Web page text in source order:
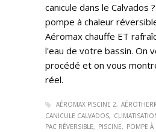
canicule dans le Calvados
pompe à chaleur
Aéromax chauffe ET
l'eau de votre bassin. On
procédé et on vous
réel.
AÉROMAX PISCINE 2
CANICULE CALVADOS
PAC RÉVERSIBLE
PISCINE
POMPE À